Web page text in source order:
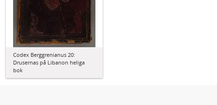
Codex Berggrenianus 20:
Drusernas på Libanon heliga
bok